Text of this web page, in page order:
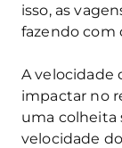
isso, as
fazendo com
A velocidade
impactar no
uma colheita
velocidade